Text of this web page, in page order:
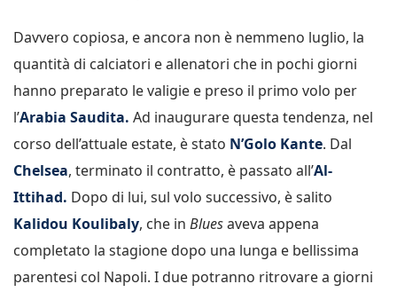
Davvero copiosa, e ancora non è nemmeno luglio, la
quantità di calciatori e allenatori che in pochi giorni
hanno preparato le valigie e preso il primo volo per
l’Arabia Saudita. Ad inaugurare questa tendenza, nel
corso dell’attuale estate, è stato N’Golo Kante. Dal
Chelsea, terminato il contratto, è passato all’Al-
Ittihad. Dopo di lui, sul volo successivo, è salito
Kalidou Koulibaly, che in Bluesaveva appena
completato la stagione dopo una lunga e bellissima
parentesi col Napoli. I due potranno ritrovare a giorni